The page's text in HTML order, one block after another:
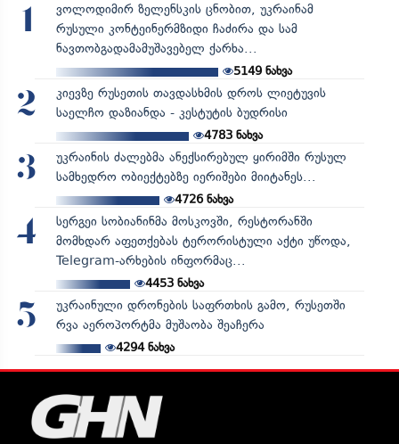
1
ვოლოდიმირ ზელენსკის ცნობით, უკრაინამ
რუსული კონტეინერმზიდი ჩაძირა და სამ
ნავთობგადამამუშავებელ ქარხა...
5149 ნახვა
2
კიევზე რუსეთის თავდასხმის დროს ლიეტუვის
საელჩო დაზიანდა - კესტუტის ბუდრისი
4783ნახვა
3
უკრაინის ძალებმა ანექსირებულ ყირიმში რუსულ
სამხედრო ობიექტებზე იერიშები მიიტანეს...
4726ნახვა
4
სერგეი სობიანინმა მოსკოვში, რესტორანში
მომხდარ აფეთქებას ტერორისტული აქტი უწოდა,
Telegram-არხების ინფორმაც...
4453ნახვა
5
უკრაინული დრონების საფრთხის გამო, რუსეთში
რვა აეროპორტმა მუშაობა შეაჩერა
4294ნახვა